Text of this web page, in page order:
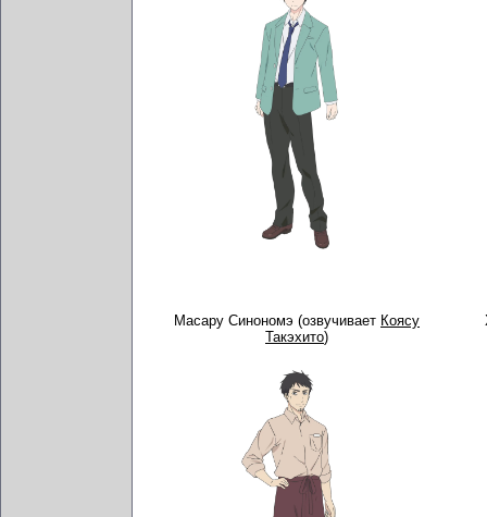
Масару Синономэ (озвучивает Коясу
Такэхито)